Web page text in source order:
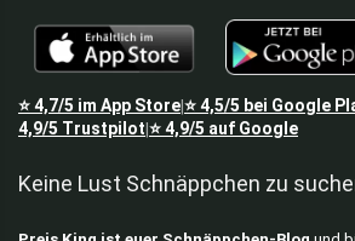
⭐4,7/5 im App Store⭐4,5/5 bei Google
4,9/5 Trustpilot ⭐4,9/5 auf Google
Keine Lust Schnäppchen zu